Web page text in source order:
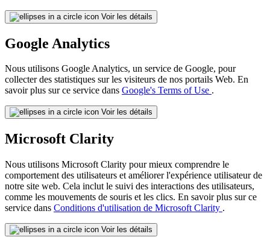
Voir les détails
Google Analytics
Nous utilisons Google Analytics, un service de Google, pour
collecter des statistiques sur les visiteurs de nos portails Web. En
savoir plus sur ce service dans Google's Terms of Use .
Voir les détails
Microsoft Clarity
Nous utilisons Microsoft Clarity pour mieux comprendre le
comportement des utilisateurs et améliorer l'expérience utilisateur de
notre site web. Cela inclut le suivi des interactions des utilisateurs,
comme les mouvements de souris et les clics. En savoir plus sur ce
service dans Conditions d'utilisation de Microsoft Clarity .
Voir les détails